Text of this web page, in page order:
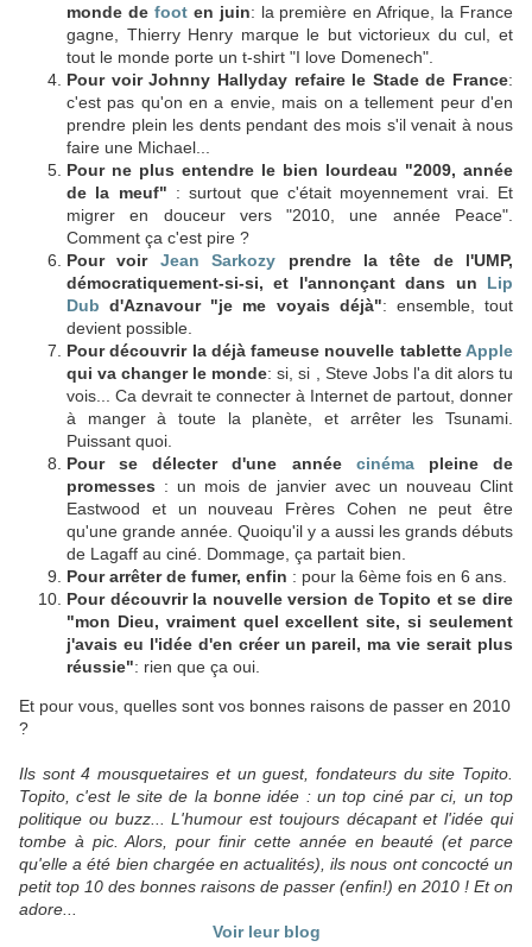
monde de footen juin: la première en Afrique, la France
gagne, Thierry Henry marque le but victorieux du cul, et
tout le monde porte un t-shirt "I love Domenech".
Pour voir Johnny Hallyday refaire le Stade de France:
c'est pas qu'on en a envie, mais on a tellement peur d'en
prendre plein les dents pendant des mois s'il venait à nous
faire une Michael...
Pour ne plus entendre le bien lourdeau "2009, année
de la meuf" : surtout que c'était moyennement vrai. Et
migrer en douceur vers "2010, une année Peace".
Comment ça c'est pire ?
Pour voir Jean Sarkozy prendre la tête de l'UMP,
démocratiquement-si-si, et l'annonçant dans un Lip
Dub d'Aznavour "je me voyais déjà": ensemble, tout
devient possible.
Pour découvrir la déjà fameuse nouvelle tablette Apple
qui va changer le monde: si, si , Steve Jobs l'a dit alors tu
vois... Ca devrait te connecter à Internet de partout, donner
à manger à toute la planète, et arrêter les Tsunami.
Puissant quoi.
Pour se délecter d'une année cinémapleine de
promesses : un mois de janvier avec un nouveau Clint
Eastwood et un nouveau Frères Cohen ne peut être
qu'une grande année. Quoiqu'il y a aussi les grands débuts
de Lagaff au ciné. Dommage, ça partait bien.
Pour arrêter de fumer, enfin : pour la 6ème fois en 6 ans.
Pour découvrir la nouvelle version de Topito et se dire
"mon Dieu, vraiment quel excellent site, si seulement
j'avais eu l'idée d'en créer un pareil, ma vie serait plus
réussie": rien que ça oui.
Et pour vous, quelles sont vos bonnes raisons de passer en 2010
?
Ils sont 4 mousquetaires et un guest, fondateurs du site Topito.
Topito, c'est le site de la bonne idée : un top ciné par ci, un top
politique ou buzz... L'humour est toujours décapant et l'idée qui
tombe à pic. Alors, pour finir cette année en beauté (et parce
qu'elle a été bien chargée en actualités), ils nous ont concocté un
petit top 10 des bonnes raisons de passer (enfin!) en 2010 ! Et on
adore...
Voir leur blog